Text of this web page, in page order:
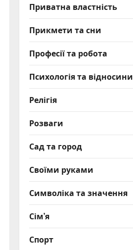
Приватна властність
Прикмети та сни
Професії та робота
Психологія та відносини
Релігія
Розваги
Сад та город
Своїми руками
Символіка та значення
Сім’я
Спорт